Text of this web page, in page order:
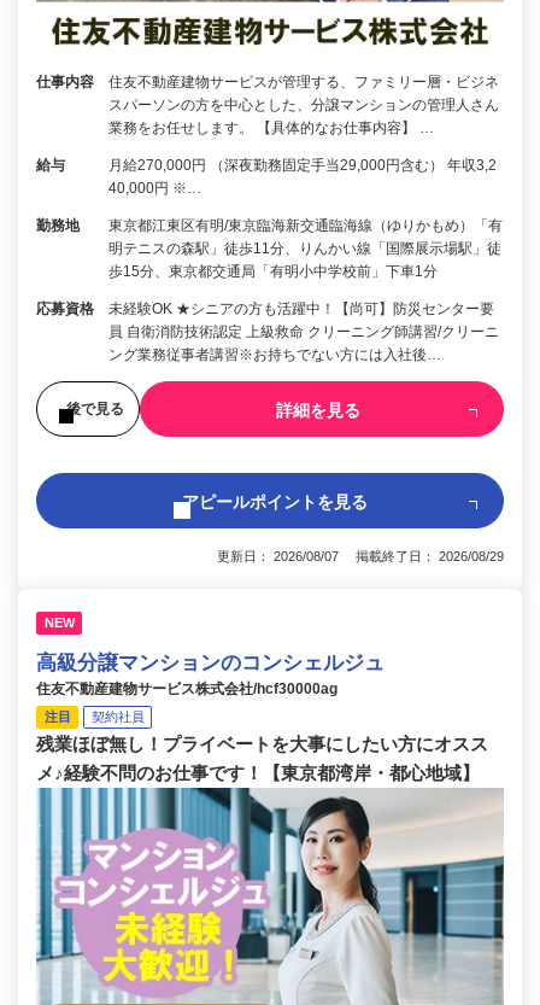
仕事内容
住友不動産建物サービスが管理する、ファミリー層・ビジネ
スパーソンの方を中心とした、分譲マンションの管理人さん
業務をお任せします。 【具体的なお仕事内容】 …
給与
月給270,000円 （深夜勤務固定手当29,000円含む） 年収3,2
40,000円 ※…
勤務地
東京都江東区有明/東京臨海新交通臨海線（ゆりかもめ）「有
明テニスの森駅」徒歩11分、りんかい線「国際展示場駅」徒
歩15分、東京都交通局「有明小中学校前」下車1分
応募資格
未経験OK ★シニアの方も活躍中！【尚可】防災センター要
員 自衛消防技術認定 上級救命 クリーニング師講習/クリーニ
ング業務従事者講習※お持ちでない方には入社後…
後で見る 詳細を見る
アピールポイントを見る
更新日： 2026/08/07 掲載終了日： 2026/08/29
NEW
高級分譲マンションのコンシェルジュ
住友不動産建物サービス株式会社/hcf30000ag
注目 契約社員
残業ほぼ無し！プライベートを大事にしたい方にオスス
メ♪経験不問のお仕事です！【東京都湾岸・都心地域】